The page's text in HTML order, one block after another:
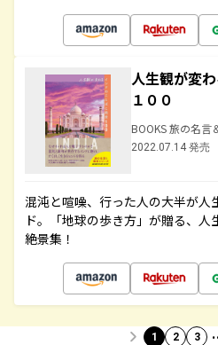
人生観が変
１００
BOOKS 旅の名言
2022.07.14 発売
混沌と喧噪、行った人の大半が人
ド。「地球の歩き方」が贈る、
絶景集！
1 2 3